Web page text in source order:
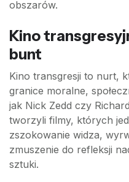
obszarów.
Kino
bunt
Kino transgresji to nurt,
granice moralne,
jak Nick Zedd czy
tworzyli filmy, których
zszokowanie widza,
zmuszenie do refleksji
sztuki.